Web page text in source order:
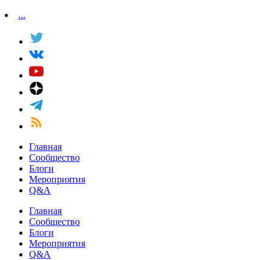
...
Главная
Сообщество
Блоги
Мероприятия
Q&A
Главная
Сообщество
Блоги
Мероприятия
Q&A